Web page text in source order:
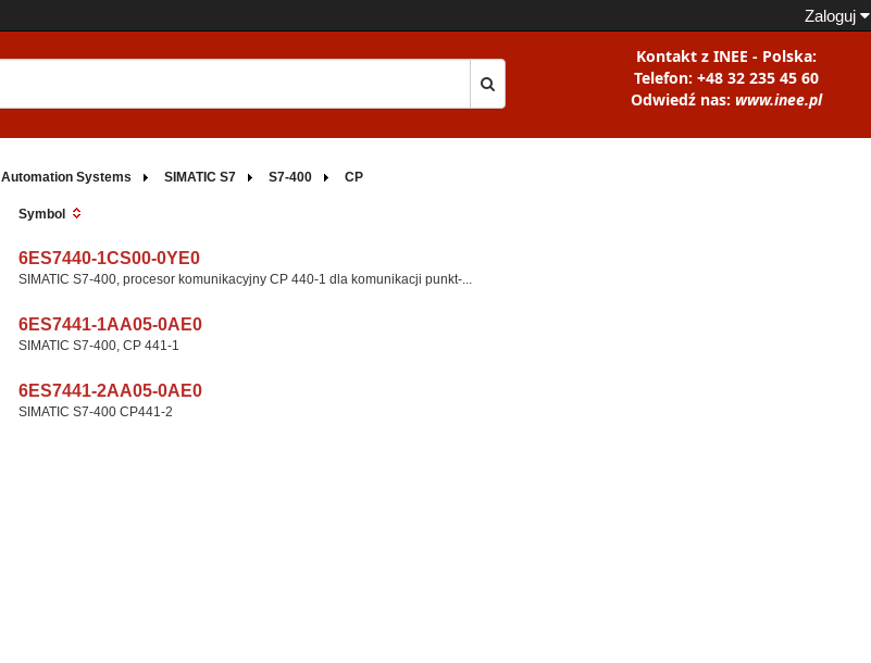
Zaloguj
Kontakt z INEE - Polska:
Telefon: +48 32 235 45 60
Odwiedź nas: www.inee.pl
Automation Systems SIMATIC S7 S7-400 CP
Symbol
6ES7440-1CS00-0YE0
SIMATIC S7-400, procesor komunikacyjny CP 440-1 dla komunikacji punkt-...
6ES7441-1AA05-0AE0
SIMATIC S7-400, CP 441-1
6ES7441-2AA05-0AE0
SIMATIC S7-400 CP441-2